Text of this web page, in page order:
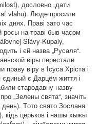
дословно „дати
vlahu). Люде просили
днях. Праві зато час
росы на траві быв часом
Slávy-Kupaly,
і єй назва „Русаля“.
віры перестали
праву віру в Ісуса Хріста і
є Дарцём життя і
стародавну назву
про „Зелены свята“, значіть
Tото свято Зосланя
кідь церьков і нашы хыжы